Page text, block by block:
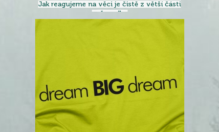
Jak reagujeme na věci je čistě z větší části
naše volba